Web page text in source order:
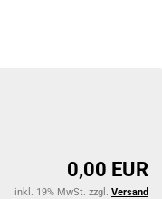
0,00 EUR
inkl. 19% MwSt. zzgl. Versand